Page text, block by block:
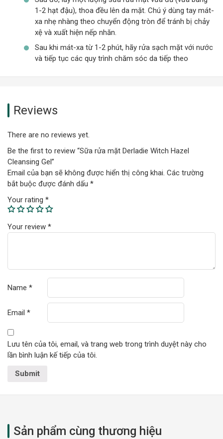
1-2 hạt đậu), thoa đều lên da mặt. Chú ý dùng tay mát-
xa nhẹ nhàng theo chuyển động tròn để tránh bị chảy
xệ và xuất hiện nếp nhăn.
Sau khi mát-xa từ 1-2 phút, hãy rửa sạch mặt với nước
và tiếp tục các quy trình chăm sóc da tiếp theo
Reviews
There are no reviews yet.
Be the first to review “Sữa rửa mặt Derladie Witch Hazel
Cleansing Gel”
Email của bạn sẽ không được hiển thị công khai. Các trường
bắt buộc được đánh dấu *
Your rating *
Your review *
Name *
Email *
Lưu tên của tôi, email, và trang web trong trình duyệt này cho
lần bình luận kế tiếp của tôi.
Sản phẩm cùng thương hiệu